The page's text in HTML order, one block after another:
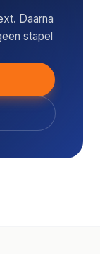
Daarna
stapel